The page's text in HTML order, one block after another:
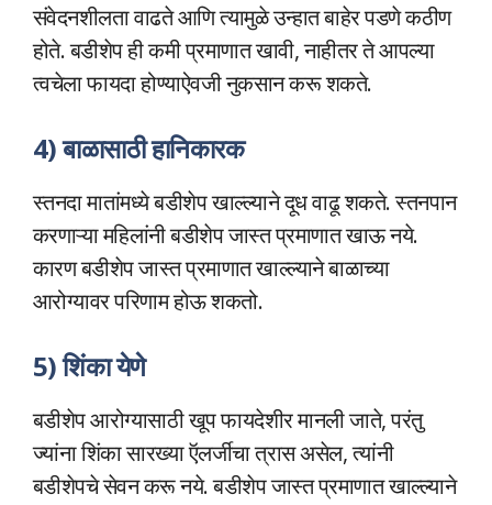
संवेदनशीलता वाढते आणि त्यामुळे उन्हात बाहेर पडणे कठीण
होते. बडीशेप ही कमी प्रमाणात खावी, नाहीतर ते आपल्या
त्वचेला फायदा होण्याऐवजी नुकसान करू शकते.
4) बाळासाठी हानिकारक
स्तनदा मातांमध्ये बडीशेप खाल्ल्याने दूध वाढू शकते. स्तनपान
करणाऱ्या महिलांनी बडीशेप जास्त प्रमाणात खाऊ नये.
कारण बडीशेप जास्त प्रमाणात खाल्ल्याने बाळाच्या
आरोग्यावर परिणाम होऊ शकतो.
5) शिंका येणे
बडीशेप आरोग्यासाठी खूप फायदेशीर मानली जाते, परंतु
ज्यांना शिंका सारख्या ऍलर्जीचा त्रास असेल, त्यांनी
बडीशेपचे सेवन करू नये. बडीशेप जास्त प्रमाणात खाल्ल्याने